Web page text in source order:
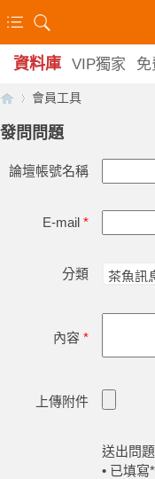
資料庫 VIP獨家 免
【›
會員工具
發問問題
論壇帳號名稱
E-mail *
分類
內容 *
上傳附件
送出問
• 已填寫